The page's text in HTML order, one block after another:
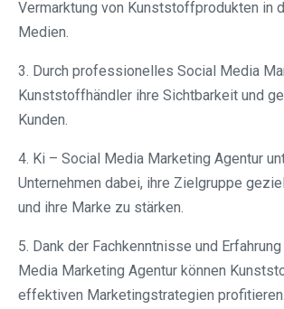
Vermarktung von Kunststoffprodukten in
Medien.
3. Durch professionelles Social Media
Kunststoffhändler ihre Sichtbarkeit und
Kunden.
4. Ki – Social Media Marketing Agentur
Unternehmen dabei, ihre Zielgruppe
und ihre Marke zu stärken.
5. Dank der Fachkenntnisse und
Media Marketing Agentur können
effektiven Marketingstrategien profitieren.